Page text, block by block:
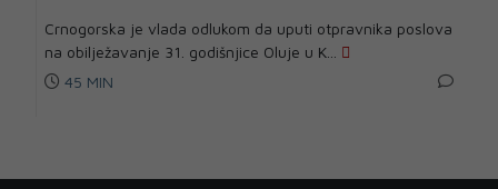
Crnogorska je vlada odlukom da uputi otpravnika poslova
na obilježavanje 31. godišnjice Oluje u K...
45 MIN